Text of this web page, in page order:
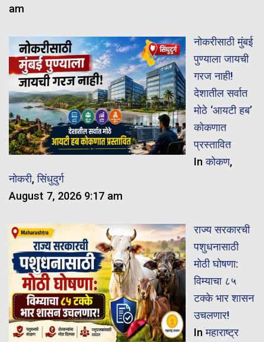
am
नोकरीसाठी मुंबई
पुण्याला जायची
गरज नाही!
देशातील सर्वात
मोठे ‘आयटी हब’
कोकणात
प्रस्तावित
Inकोकण,
नोकरी,सिंधुदुर्ग
August 7, 2026 9:17 am
राज्य सरकारची
पशुधनासाठी
मोठी घोषणा:
विम्याचा ८५
टक्के भार शासन
उचलणार!
Inमहाराष्ट्र